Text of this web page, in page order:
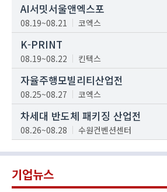
AI서밋서울앤엑스포
08.19~08.21 코엑스
K-PRINT
08.19~08.22 킨텍스
자율주행모빌리티산업전
08.25~08.27 코엑스
차세대 반도체 패키징 산업전
08.26~08.28 수원컨벤션센터
기업뉴스